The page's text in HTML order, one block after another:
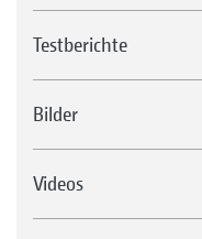
Testberichte
Bilder
Videos